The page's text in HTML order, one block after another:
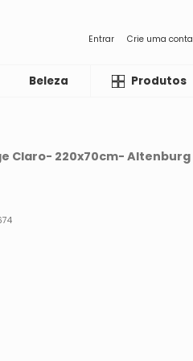
Entrar Crie uma conta
Beleza LiquidaProdutos
Claro- 220x70cm- Altenburg